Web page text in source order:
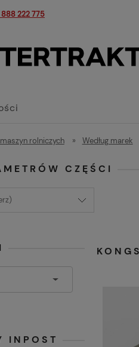
222 775
rolniczych » Według marek
CZĘŚCI
INPOST